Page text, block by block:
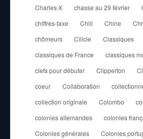
Charles X
chasse au 29 février
chiffres-taxe
Chili Chine
chômeurs
Cilicie
Classiques
classiques de France
classiques
clefs pour débuter
Clipperton
coeur
Collaboration
collection originale
Colombo
colonies allemandes
colonies
Colonies générales
Colonies